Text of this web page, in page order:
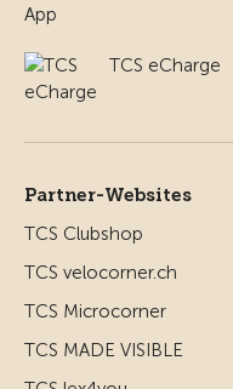
TCS eCharge
Partner-Websites
TCS Clubshop
TCS velocorner.ch
TCS Microcorner
TCS MADE VISIBLE